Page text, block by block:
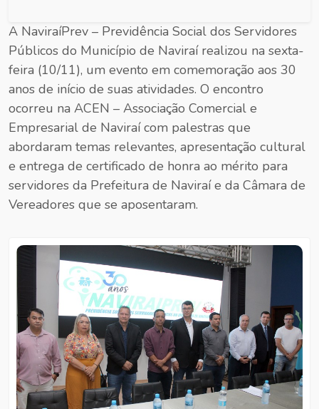
A NaviraíPrev – Previdência Social dos Servidores
Públicos do Município de Naviraí realizou na sexta-
feira (10/11), um evento em comemoração aos 30
anos de início de suas atividades. O encontro
ocorreu na ACEN – Associação Comercial e
Empresarial de Naviraí com palestras que
abordaram temas relevantes, apresentação cultural
e entrega de certificado de honra ao mérito para
servidores da Prefeitura de Naviraí e da Câmara de
Vereadores que se aposentaram.